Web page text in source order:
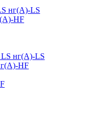
нг(А)-LS
HF
нг(А)-LS
HF